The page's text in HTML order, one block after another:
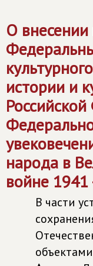
О
истории и
народа в
войне
В части